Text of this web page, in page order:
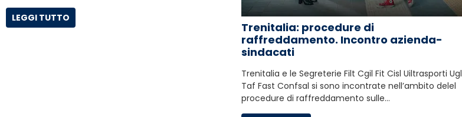
LEGGI TUTTO
Trenitalia: procedure di
raffreddamento. Incontro azienda-
sindacati
Trenitalia e le Segreterie Filt Cgil Fit Cisl Uiltrasporti Ugl
Taf Fast Confsal si sono incontrate nell’ambito delel
procedure di raffreddamento sulle…